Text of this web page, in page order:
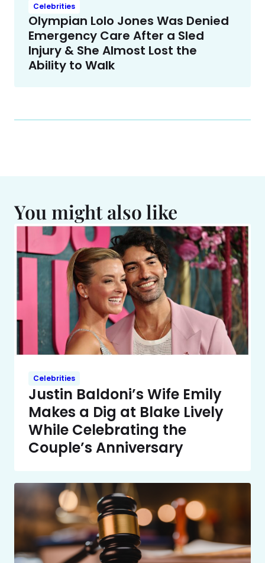
Celebrities
Olympian Lolo Jones Was Denied
Emergency Care After a Sled
Injury & She Almost Lost the
Ability to Walk
You might also like
Celebrities
Justin Baldoni’s Wife Emily
Makes a Dig at Blake Lively
While Celebrating the
Couple’s Anniversary